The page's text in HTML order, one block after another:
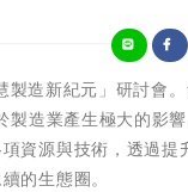
造新紀元」研討會
造業產生極大的影響
資源與技術，透過提
的生態圈。